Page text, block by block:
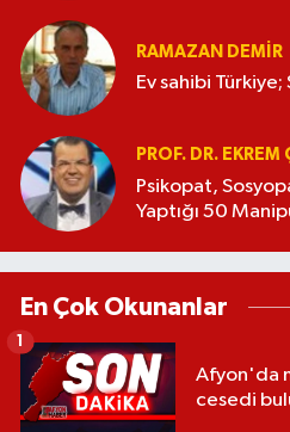
RAMAZAN DEMİR
Ev sahibi Türkiye;
PROF. DR. EKREM
Psikopat,
Yaptığı 50
En Çok Okunanlar
Afyon'da
cesedi
1